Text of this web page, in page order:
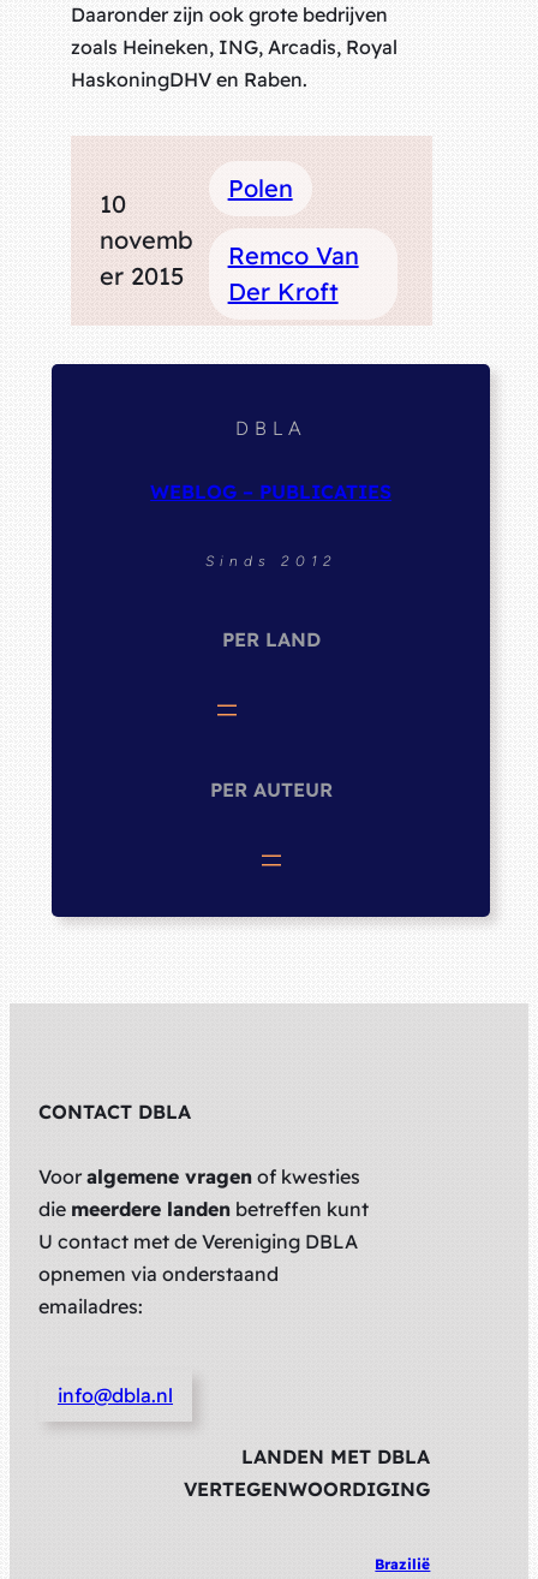
Daaronder zijn ook grote bedrijven
zoals Heineken, ING, Arcadis, Royal
HaskoningDHV en Raben.
10
novemb
er 2015
Polen
Remco Van
Der Kroft
DBLA
WEBLOG – PUBLICATIES
Sinds 2012
PER LAND
PER AUTEUR
CONTACT DBLA
Vooralgemene vragen of kwesties
die meerdere landen betreffen kunt
U contact met de Vereniging DBLA
opnemen via onderstaand
emailadres:
info@dbla.nl
LANDEN MET DBLA
VERTEGENWOORDIGING
Brazilië